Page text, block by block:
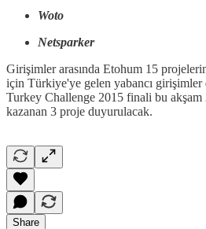
Woto
Netsparker
Girişimler arasında Etohum 15
için Türkiye'ye gelen yabancı
Turkey Challenge 2015 finali bu akşam
kazanan 3 proje duyurulacak.
Share